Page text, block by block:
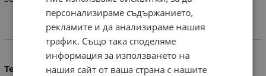
Характеристики
Тегло (кг.)
персонализираме съдържанието,
рекламите и да анализираме нашия
трафик. Също така споделяме
информация за използването на
нашия сайт от ваша страна с нашите